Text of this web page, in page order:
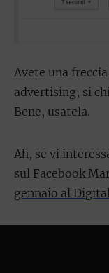
Avete una
advertising, si
Bene, usatela.
Ah, se vi
sul Facebook
gennaio al